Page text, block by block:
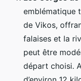
emblématique
de Vikos,
falaises et la
peut être
départ choisi.